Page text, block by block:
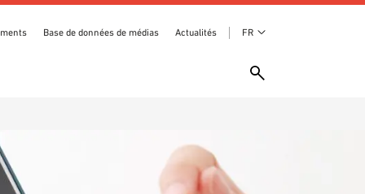
Base de données de médias Actualités FR